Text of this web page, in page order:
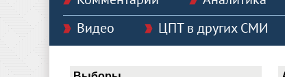
Видео
ЦПТ в других СМИ